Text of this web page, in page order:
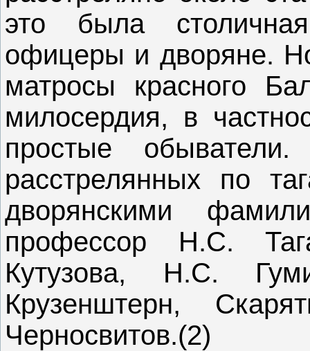
это была
офицеры и дворяне.
матросы красного
милосердия, в
простые
расстрелянных по
дворянскими
профессор Н.С.
Кутузова, Н.С.
Крузенштерн,
Черносвитов.(2)